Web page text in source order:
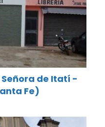
de Itatí -
Fe)